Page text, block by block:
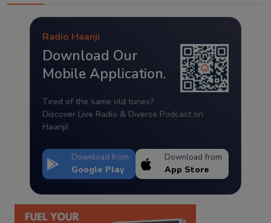
Radio Haanji
Download Our
Mobile Application.
Tired of the same old tunes?
Discover Live Radio & Diverse Podcast on
Haanji!
Download from
Google Play
Download from
App Store